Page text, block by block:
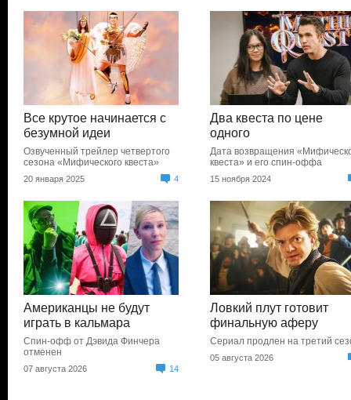
Все крутое начинается с
безумной идеи
Озвученный трейлер четвертого
сезона «Мифического квеста»
20 января 2025 4
Два квеста по цене
одного
Дата возвращения
квеста» и его спин-оффа
15 ноября 2024
Американцы не будут
играть в кальмара
Спин-офф от Дэвида Финчера
отменен
07 августа 2026 14
Ловкий плут готовит
финальную аферу
Сериал продлен на третий
05 августа 2026